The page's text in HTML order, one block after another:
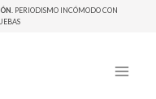
PERIODISMO INCÓMODO CON